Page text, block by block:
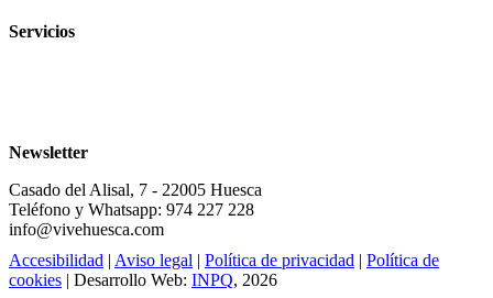
Servicios
Newsletter
Casado del Alisal, 7 - 22005 Huesca
Teléfono y Whatsapp: 974 227 228
info@vivehuesca.com
Accesibilidad | Aviso legal | Política de privacidad | Política de
cookies | Desarrollo Web: INPQ, 2026